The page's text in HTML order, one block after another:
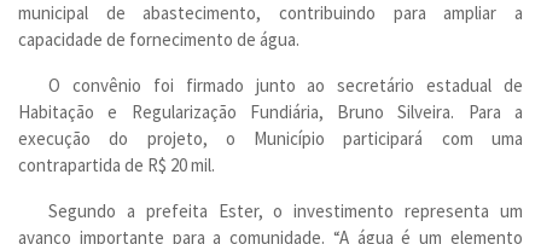
municipal de abastecimento, contribuindo para ampliar a
capacidade de fornecimento de água.
O convênio foi firmado junto ao secretário estadual de
Habitação e Regularização Fundiária, Bruno Silveira. Para a
execução do projeto, o Município participará com uma
contrapartida de R$ 20 mil.
Segundo a prefeita Ester, o investimento representa um
avanço importante para a comunidade. “A água é um elemento